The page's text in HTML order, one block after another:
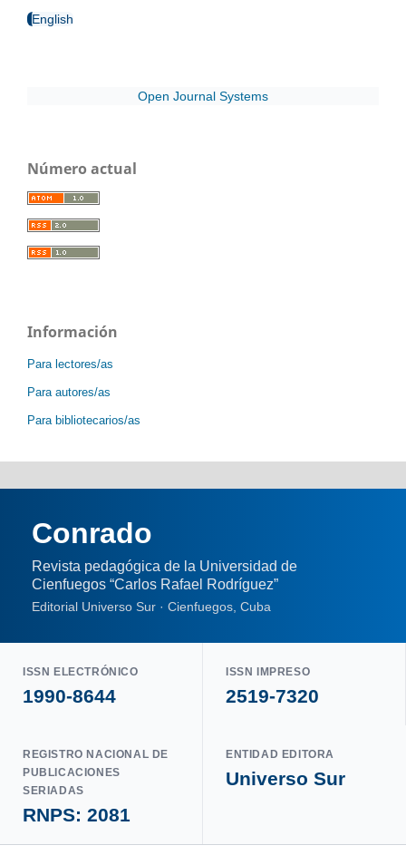
English
Open Journal Systems
Número actual
Información
Para lectores/as
Para autores/as
Para bibliotecarios/as
Conrado
Revista pedagógica de la Universidad de
Cienfuegos “Carlos Rafael Rodríguez”
Editorial Universo Sur · Cienfuegos, Cuba
ISSN ELECTRÓNICO
1990-8644
ISSN IMPRESO
2519-7320
REGISTRO NACIONAL DE
PUBLICACIONES
SERIADAS
RNPS: 2081
ENTIDAD EDITORA
Universo Sur